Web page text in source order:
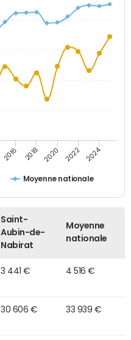
Moyenne nationale
2016 2018 2020 2022 2024
Saint-
Aubin-de-
Nabirat
Moyenne
nationale
3 441 € 4 516 €
30 606 € 33 939 €